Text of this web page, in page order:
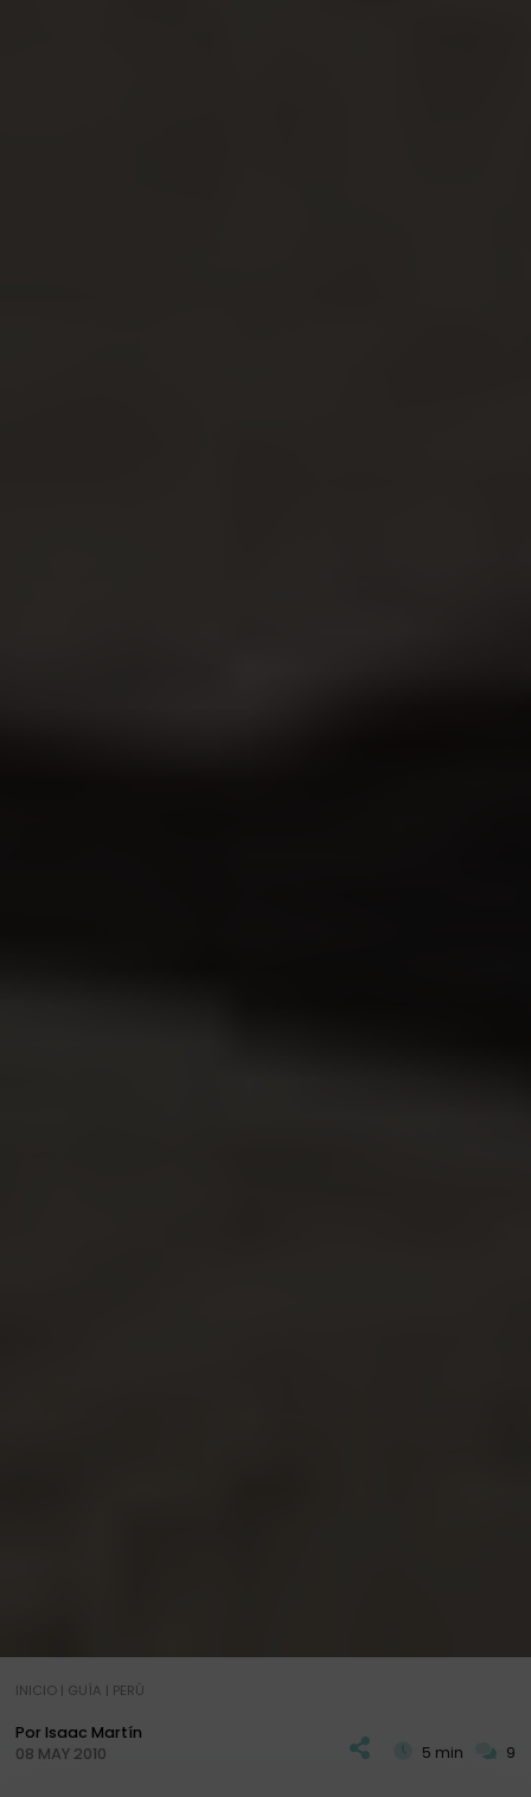
INICIO| GUÍA | PERÚ
Por Isaac Martín
08 MAY 2010
5 min 9